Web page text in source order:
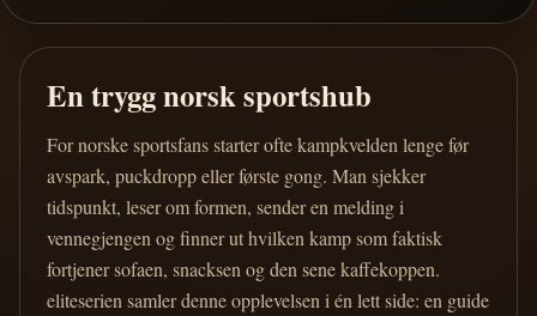
En trygg norsk sportshub
For norske sportsfans starter ofte kampkvelden lenge før
avspark, puckdropp eller første gong. Man sjekker
tidspunkt, leser om formen, sender en melding i
vennegjengen og finner ut hvilken kamp som faktisk
fortjener sofaen, snacksen og den sene kaffekoppen.
eliteserien samler denne opplevelsen i én lett side: en guide